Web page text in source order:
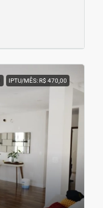
IPTU/MÊS: R$ 470,00